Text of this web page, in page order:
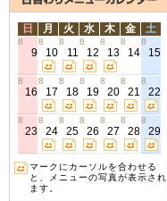
日 月 火 水 木 金 土
8
9
8
10
8
11
8
12
8
13
8
14
8
15
8
16
8
17
8
18
8
19
8
20
8
21
8
22
8
23
8
24
8
25
8
26
8
27
8
28
8
29
マークにカーソルを合わせる
と、メニューの写真が表示され
ます。